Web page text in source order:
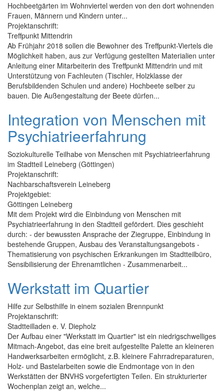
Hochbeetgärten im Wohnviertel werden von den dort wohnenden
Frauen, Männern und Kindern unter...
Projektanschrift:
Treffpunkt Mittendrin
Ab Frühjahr 2018 sollen die Bewohner des Treffpunkt-Viertels die
Möglichkeit haben, aus zur Verfügung gestellten Materialien unter
Anleitung einer Mitarbeiterin des Treffpunkt Mittendrin und mit
Unterstützung von Fachleuten (Tischler, Holzklasse der
Berufsbildenden Schulen und andere) Hochbeete selber zu
bauen. Die Außengestaltung der Beete dürfen...
Integration von Menschen mit
Psychiatrieerfahrung
Soziokulturelle Teilhabe von Menschen mit Psychiatrieerfahrung
im Stadtteil Leineberg (Göttingen)
Projektanschrift:
Nachbarschaftsverein Leineberg
Projektgebiet:
Göttingen Leineberg
Mit dem Projekt wird die Einbindung von Menschen mit
Psychiatrieerfahrung in den Stadtteil gefördert. Dies geschieht
durch: - der bewussten Ansprache der Ziegruppe, Einbindung in
bestehende Gruppen, Ausbau des Veranstaltungsangebots -
Thematisierung von psychischen Erkrankungen im Stadtteilbüro,
Sensibilisierung der Ehrenamtlichen - Zusammenarbeit...
Werkstatt im Quartier
Hilfe zur Selbsthilfe in einem sozialen Brennpunkt
Projektanschrift:
Stadtteilladen e. V. Diepholz
Der Aufbau einer "Werkstatt im Quartier" ist ein niedrigschwelliges
Mitmach-Angebot, das eine breit aufgestellte Palette an kleineren
Handwerksarbeiten ermöglicht, z.B. kleinere Fahrradreparaturen,
Holz- und Bastelarbeiten sowie die Endmontage von in den
Werkstätten der BNVHS vorgefertigten Teilen. Ein strukturierter
Wochenplan zeigt an, welche...